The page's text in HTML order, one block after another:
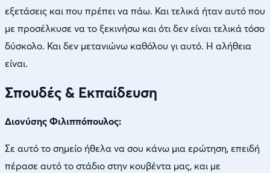
εξετάσεις και που πρέπει να πάω. Και τελικά ήταν αυτό που
με προσέλκυσε να το ξεκινήσω και ότι δεν είναι τελικά τόσο
δύσκολο. Και δεν μετανιώνω καθόλου γι αυτό. Η αλήθεια
είναι.
Σπουδές & Εκπαίδευση
Διονύσης Φιλιππόπουλος:
Σε αυτό το σημείο ήθελα να σου κάνω μια ερώτηση, επειδή
πέρασε αυτό το στάδιο στην κουβέντα μας, και με